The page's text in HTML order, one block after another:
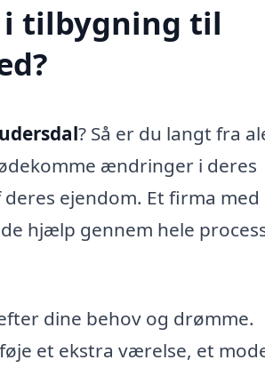
i tilbygning til
? Så er du langt fra
ændringer i deres
ejendom. Et firma med
hjælp gennem hele
dine behov og drømme.
et ekstra værelse, et